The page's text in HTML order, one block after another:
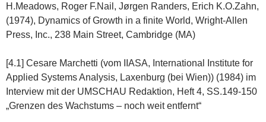
H.Meadows, Roger F.Nail, Jørgen Randers, Erich K.O.Zahn,
(1974), Dynamics of Growth in a finite World, Wright-Allen
Press, Inc., 238 Main Street, Cambridge (MA)
[4.1] Cesare Marchetti (vom IIASA, International Institute for
Applied Systems Analysis, Laxenburg (bei Wien)) (1984) im
Interview mit der UMSCHAU Redaktion, Heft 4, SS.149-150
„Grenzen des Wachstums – noch weit entfernt“